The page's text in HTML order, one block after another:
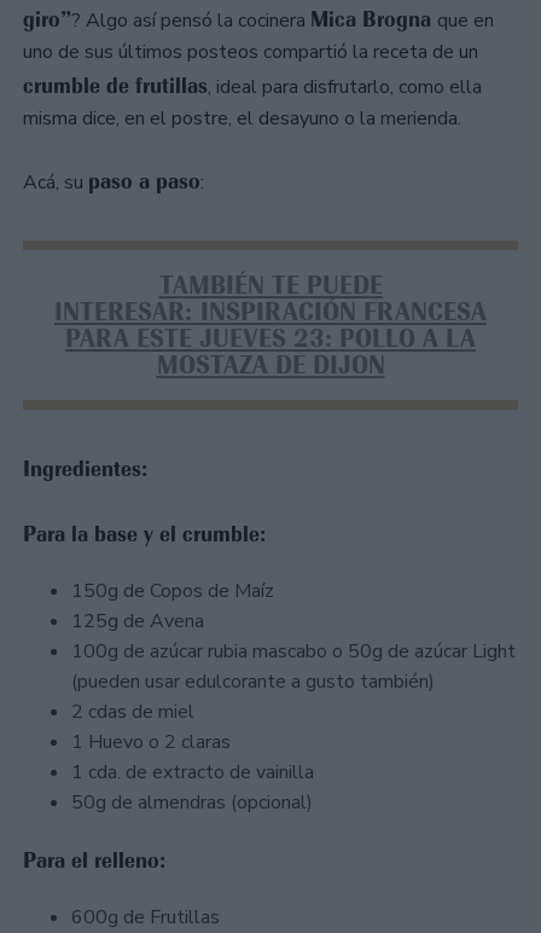
giro”? Algo así pensó la cocinera Mica Brogna que en
uno de sus últimos posteos compartió la receta de un
crumble de frutillas, ideal para disfrutarlo, como ella
misma dice, en el postre, el desayuno o la merienda.
Acá, su paso a paso:
TAMBIÉN TE PUEDE
INTERESAR: INSPIRACIÓN FRANCESA
PARA ESTE JUEVES 23: POLLO A LA
MOSTAZA DE DIJON
Ingredientes:
Para la base y el crumble:
150g de Copos de Maíz
125g de Avena
100g de azúcar rubia mascabo o 50g de azúcar Light
(pueden usar edulcorante a gusto también)
2 cdas de miel
1 Huevo o 2 claras
1 cda. de extracto de vainilla
50g de almendras (opcional)
Para el relleno:
600g de Frutillas